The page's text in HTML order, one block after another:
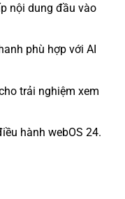
nội dung đầu vào
phù hợp với AI
trải nghiệm xem
hành webOS 24.